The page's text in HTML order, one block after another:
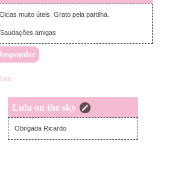
Dicas muito úteis. Grato pela partilha.
Saudações amigas
Lulu on the sky
quarta-feira, junho 24, 2020
Obrigada Ricardo